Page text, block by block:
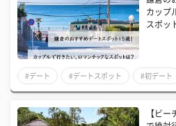
カップ
スポッ
#デート #デートスポット #初デート
【ビ